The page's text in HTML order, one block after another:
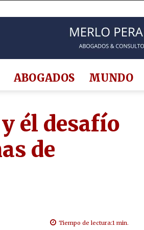
ABOGADOS MUNDO
él desafío
de
Tiempo de lectura:1 min.